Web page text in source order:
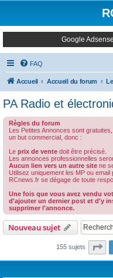
Google
FAQ
Accueil Accueil du forum
PA Radio et
Règles du forum
Les Petites Annonces sont
un but commercial, donc :
Le prix de vente doit être précisé.
Les annonces professionnelles
Aucun lien vers un autre site ne
Utilisez uniquement les MP ou email
RCnews.fr se dégage de toute
Une fois que vous avez vendu
d'ajouter un dernier post et d'y
supprimer l'annonce.
Nouveau sujet
155 sujets
Panneau de gestion des cookies